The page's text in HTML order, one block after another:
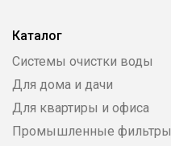
Каталог
Системы очистки воды
Для дома и дачи
Для квартиры и офиса
Промышленные фильтры